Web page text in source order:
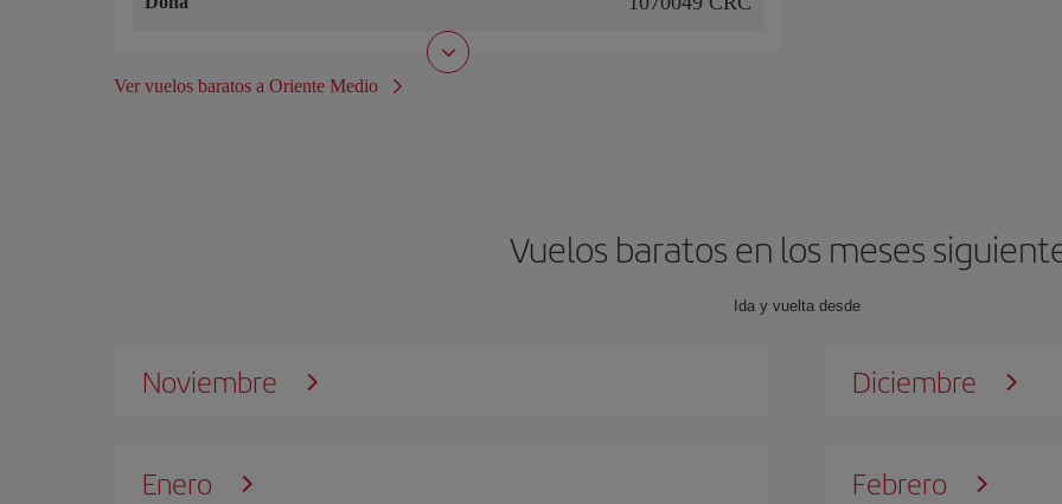
Ver vuelos baratos a Oriente Medio
Vuelos baratos en los meses
Ida y vuelta desde
Noviembre Diciembre
Enero Febrero